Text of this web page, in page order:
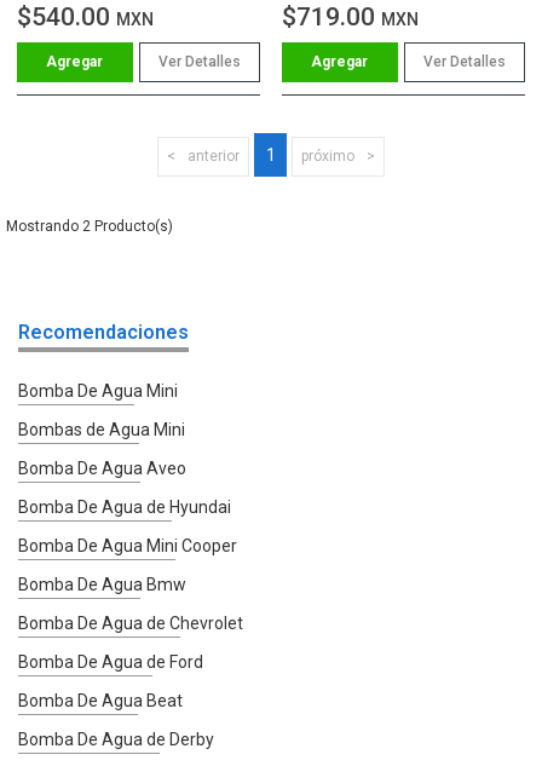
$540.00 MXN
Ver Detalles
$719.00 MXN
Ver Detalles
anterior 1 próximo
2
Recomendaciones
Bomba De Agua Mini
Bombas de Agua Mini
Bomba De Agua Aveo
Bomba De Agua de Hyundai
Bomba De Agua Mini Cooper
Bomba De Agua Bmw
Bomba De Agua de Chevrolet
Bomba De Agua de Ford
Bomba De Agua Beat
Bomba De Agua de Derby